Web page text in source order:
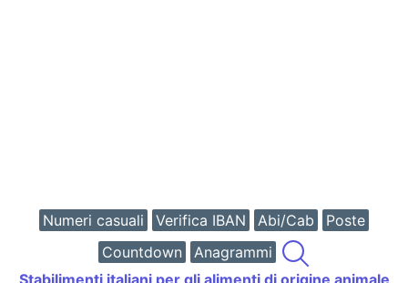
Numeri casuali Verifica IBAN Abi/Cab
Poste
Countdown
Anagrammi
Stabilimenti italiani per gli alimenti di origine animale